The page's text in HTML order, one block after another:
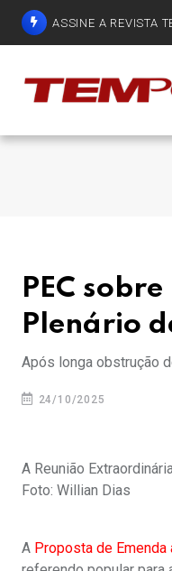
ASSINE A REVISTA
PEC
Plenário
Após longa obstrução
24/10/2025
A Reunião
Foto: Willian Dias
A Proposta de